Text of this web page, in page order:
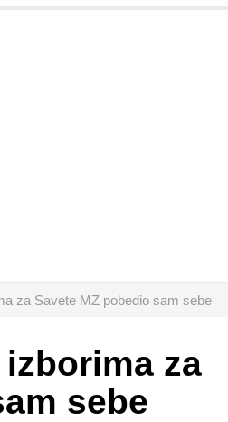
za Savete MZ pobedio sam sebe
za
sebe